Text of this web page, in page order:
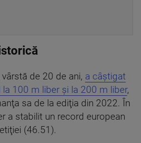
de 20 de ani, a câştigat
la 100 m liber şi la 200 m liber,
sa de la ediţia din 2022. În
a stabilit un record european
(46.51).